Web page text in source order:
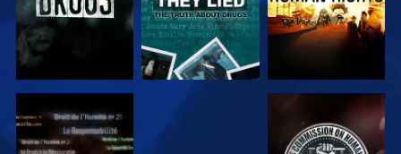
REGARDER REGARDER